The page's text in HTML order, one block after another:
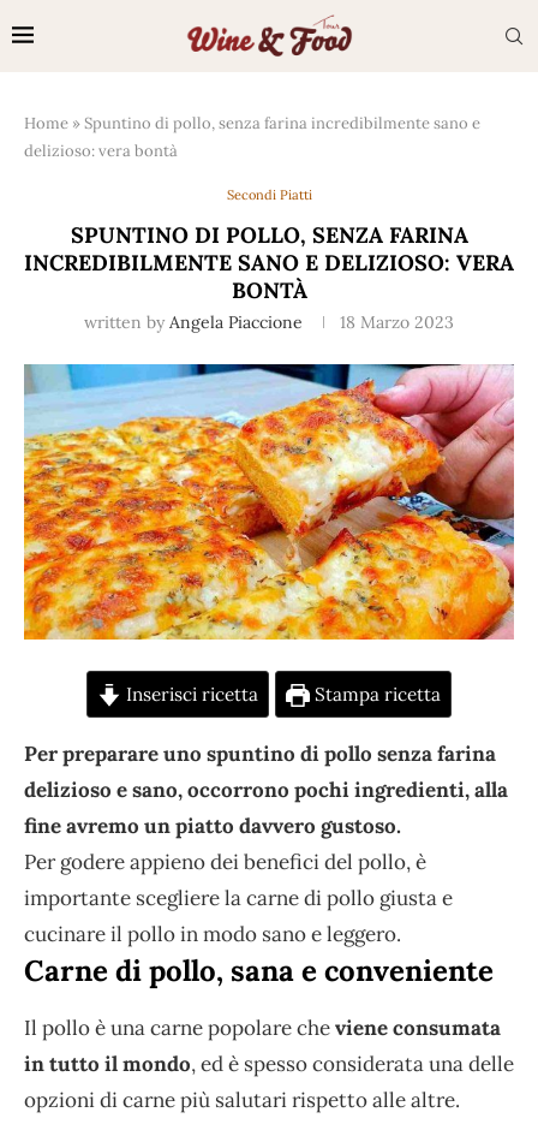
Home »Spuntino di pollo, senza farina incredibilmente sano e
delizioso: vera bontà
Secondi Piatti
SPUNTINO DI POLLO, SENZA FARINA
INCREDIBILMENTE SANO E DELIZIOSO: VERA
BONTÀ
written by Angela Piaccione 18 Marzo 2023
Inserisci ricetta Stampa ricetta
Per preparare uno spuntino di pollo senza farina
delizioso e sano, occorrono pochi ingredienti, alla
fine avremo un piatto davvero gustoso.
Per godere appieno dei benefici del pollo, è
importante scegliere la carne di pollo giusta e
cucinare il pollo in modo sano e leggero.
Carne di pollo, sana e conveniente
Il pollo è una carne popolare cheviene consumata
in tutto il mondo, ed è spesso considerata una delle
opzioni di carne più salutari rispetto alle altre.